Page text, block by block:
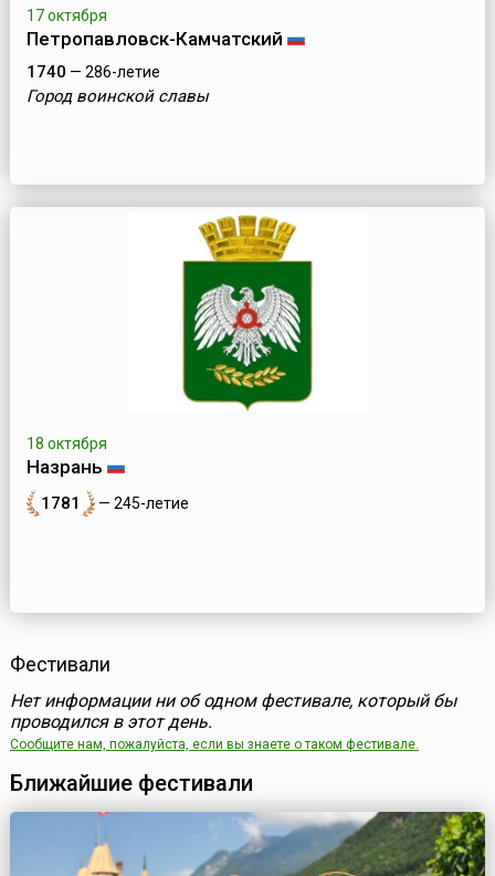
17 октября
Петропавловск-Камчатский
1740 — 286-летие
Город воинской славы
18 октября
Назрань
1781 — 245-летие
Фестивали
Нет информации ни об одном фестивале, который бы
проводился в этот день.
Сообщите нам, пожалуйста, если вы знаете о таком фестивале.
Ближайшие фестивали